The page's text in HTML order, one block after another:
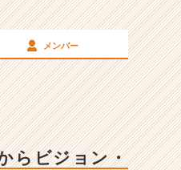
メンバー
らビジョン・